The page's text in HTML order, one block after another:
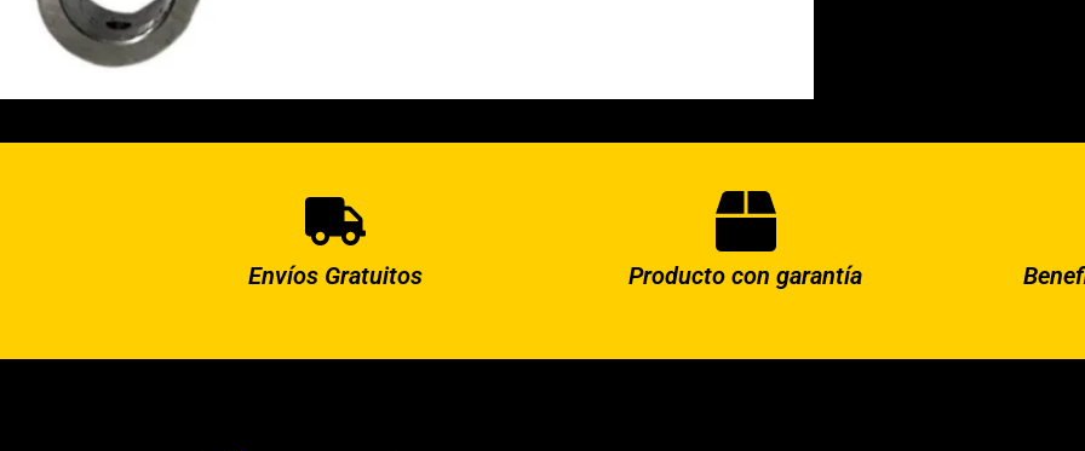
Envíos Gratuitos Producto con garantía